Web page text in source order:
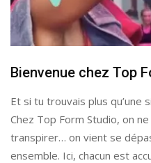
Bienvenue chez Top
Et si tu trouvais plus qu’une
Chez Top Form Studio, on
transpirer… on vient se
ensemble. Ici, chacun est